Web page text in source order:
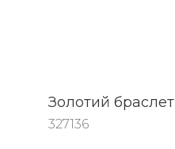
Золотий браслет
327136